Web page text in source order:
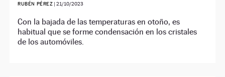
RUBÉN PÉREZ |21/10/2023
Con la bajada de las temperaturas en otoño, es
habitual que se forme condensación en los cristales
de los automóviles.